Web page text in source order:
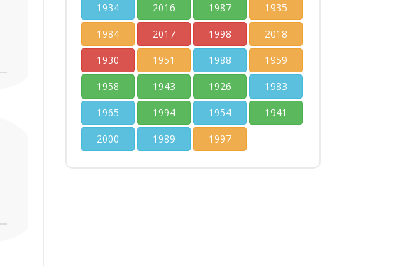
1934
2016 1987
1935
1984
2017 1998
2018
1930
1951 1988
1959
1958
1943 1926
1983
1965
1994 1954
1941
2000
1989 1997